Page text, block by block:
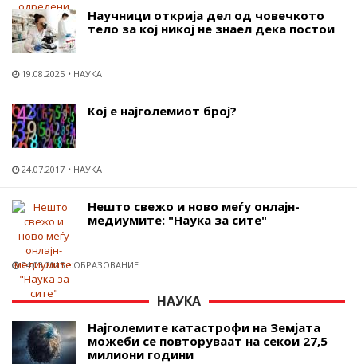
Научници открија дел од човечкото
тело за кој никој не знаел дека постои
19.08.2025 НАУКА
Кој е најголемиот број?
24.07.2017 НАУКА
Нешто свежо и ново меѓу онлајн-
медиумите: "Наука за сите"
04.03.2015 ОБРАЗОВАНИЕ
НАУКА
Најголемите катастрофи на Земјата
можеби се повторуваат на секои 27,5
милиони години